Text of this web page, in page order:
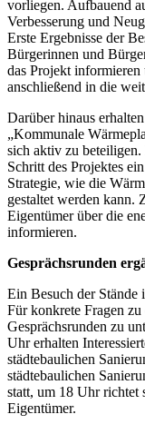
vorliegen. Aufbauend
Verbesserung und
Erste Ergebnisse der
Bürgerinnen und
das Projekt
anschließend in die
Darüber hinaus
„Kommunale
sich aktiv zu
Schritt des Projektes
Strategie, wie die
gestaltet werden kann.
Eigentümer über die
informieren.
Gesprächsrunden
Ein Besuch der
Für konkrete Fragen
Gesprächsrunden zu
Uhr erhalten
städtebaulichen
städtebaulichen
statt, um 18 Uhr richtet
Eigentümer.